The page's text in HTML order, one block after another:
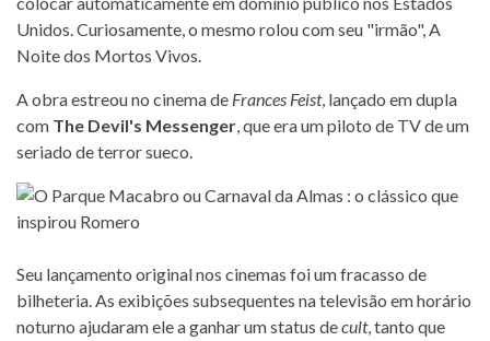
Unidos. Curiosamente, o mesmo rolou com seu "irmão", A
Noite dos Mortos Vivos.
A obra estreou no cinema de Frances Feist, lançado em dupla
com The Devil's Messenger, que era um piloto de TV de um
seriado de terror sueco.
Seu lançamento original nos cinemas foi um fracasso de
bilheteria. As exibições subsequentes na televisão em horário
noturno ajudaram ele a ganhar um status decult, tanto que